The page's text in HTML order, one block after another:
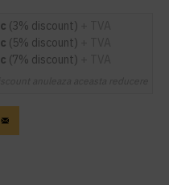
(3% discount)
(5% discount)
(7% discount)